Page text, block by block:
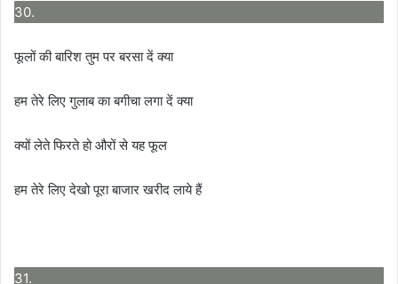
30.
फूलों की बारिश तुम पर बरसा दें क्या
हम तेरे लिए गुलाब का बगीचा लगा दें क्या
क्यों लेते फिरते हो औरों से यह फूल
हम तेरे लिए देखो पूरा बाजार खरीद लाये हैं
31.